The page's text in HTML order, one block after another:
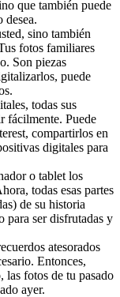
que también puede
desea.
sino también
fotos familiares
Son piezas
puede
todas sus
fácilmente. Puede
compartirlos en
digitales para
o tablet los
todas esas partes
de su historia
para ser disfrutadas y
atesorados
Entonces,
las fotos de tu pasado
ayer.